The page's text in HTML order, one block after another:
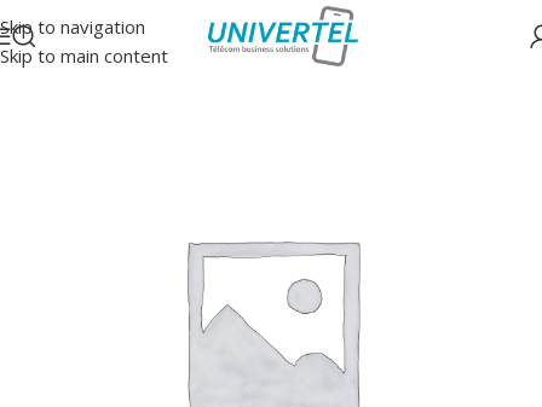
Skip to navigation
Skip to main content
Accueil/Accessoires